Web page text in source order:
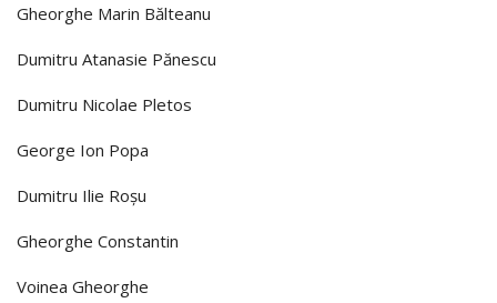
Gheorghe Marin Bălteanu
Dumitru Atanasie Pănescu
Dumitru Nicolae Pletos
George Ion Popa
Dumitru Ilie Roşu
Gheorghe Constantin
Voinea Gheorghe